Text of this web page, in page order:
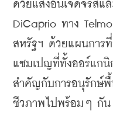
ด้วยแสงอันเจิดจรัสแ
DiCaprio ทาง
สหรัฐฯ ด้วยแผนการ
แชมเปญที่ทั้งออร์แกนิ
สำคัญกับการอนุรักษ์
ชีวภาพไปพร้อมๆ กัน